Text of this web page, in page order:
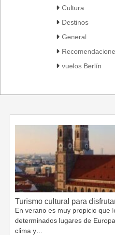
Cultura
Destinos
General
vuelos Berlín
Turismo cultural para
En verano es muy propicio que
determinados lugares de
clima y…